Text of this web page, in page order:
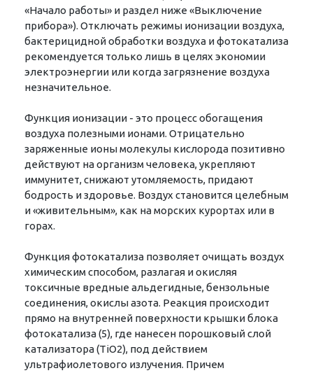
«Начало работы» и раздел ниже «Выключение
прибора»). Отключать режимы ионизации воздуха,
бактерицидной обработки воздуха и фотокатализа
рекомендуется только лишь в целях экономии
электроэнергии или когда загрязнение воздуха
незначительное.
Функция ионизации - это процесс обогащения
воздуха полезными ионами. Отрицательно
заряженные ионы молекулы кислорода позитивно
действуют на организм человека, укрепляют
иммунитет, снижают утомляемость, придают
бодрость и здоровье. Воздух становится целебным
и «живительным», как на морских курортах или в
горах.
Функция фотокатализа позволяет очищать воздух
химическим способом, разлагая и окисляя
токсичные вредные альдегидные, бензольные
соединения, окислы азота. Реакция происходит
прямо на внутренней поверхности крышки блока
фотокатализа (5), где нанесен порошковый слой
катализатора (TiO2), под действием
ультрафиолетового излучения. Причем